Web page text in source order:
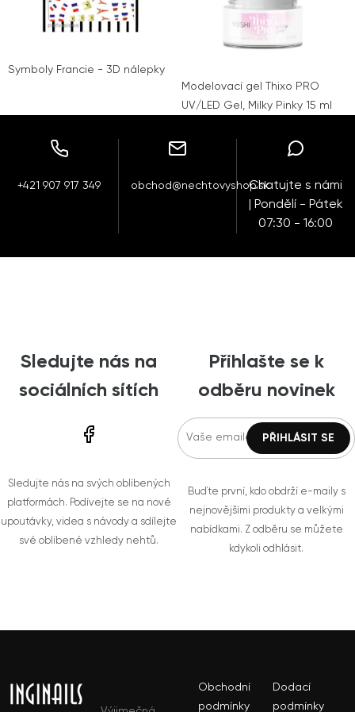
Symboly Francie - 3D nálepky
Modelovací gel Thixo PRO
UV/LED Gel, Milky Pinky 15 ml
+421 907 917 349 obchod@nechtovyshop.skChatujte s námi
| Pondělí - Pátek
07:30 - 16:00
Sledujte nás na
sociálních sítích
Sledujte nás na svých oblíbených
platformách. Podívejte se na nové
upoutávky, videa s návody a sdílejte
své oblíbené vzhledy nehtů.
Přihlašte se k
odběru novinek
Buďte první, kdo obdrží e-maily s
nejnovějšími produkty a velkými
nabídkami. Z odběru se můžete
kdykoli odhlásit.
Obchodní
podmínky
Dodací
podmínky